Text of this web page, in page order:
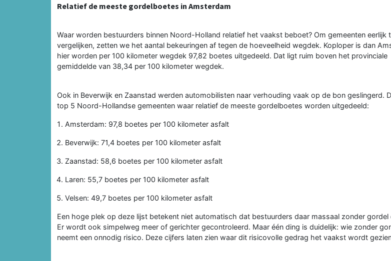
Relatief de meeste gordelboetes in Amsterdam
Waar worden bestuurders binnen Noord-Holland relatief het vaakst beboet? Om gemeenten eerlijk
vergelijken, zetten we het aantal bekeuringen af tegen de hoeveelheid wegdek. Koploper is dan
hier worden per 100 kilometer wegdek 97,82 boetes uitgedeeld. Dat ligt ruim boven het provinciale
gemiddelde van 38,34 per 100 kilometer wegdek.
Ook in Beverwijk en Zaanstad werden automobilisten naar verhouding vaak op de bon geslingerd.
top 5 Noord-Hollandse gemeenten waar relatief de meeste gordelboetes worden uitgedeeld:
Amsterdam: 97,8 boetes per 100 kilometer asfalt
Beverwijk: 71,4 boetes per 100 kilometer asfalt
Zaanstad: 58,6 boetes per 100 kilometer asfalt
Laren: 55,7 boetes per 100 kilometer asfalt
Velsen: 49,7 boetes per 100 kilometer asfalt
Een hoge plek op deze lijst betekent niet automatisch dat bestuurders daar massaal zonder gordel
Er wordt ook simpelweg meer of gerichter gecontroleerd. Maar één ding is duidelijk: wie zonder
neemt een onnodig risico. Deze cijfers laten zien waar dit risicovolle gedrag het vaakst wordt